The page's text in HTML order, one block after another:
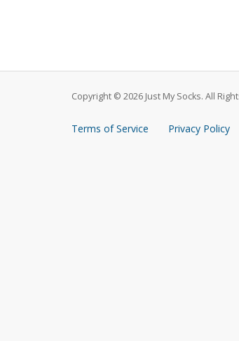
Copyright © 2026 Just My Socks. All
Terms of Service Privacy Policy